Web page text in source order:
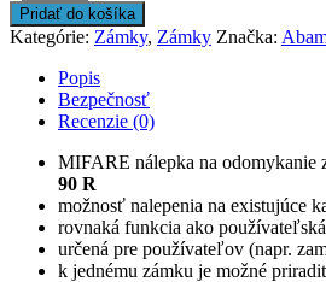
Pridať do košíka
Kategórie: Zámky, Zámky Značka:
Popis
Bezpečnosť
Recenzie (0)
MIFARE nálepka na odomykanie
90 R
možnosť nalepenia na existujúce
rovnaká funkcia ako
určená pre používateľov (napr.
k jednému zámku je možné